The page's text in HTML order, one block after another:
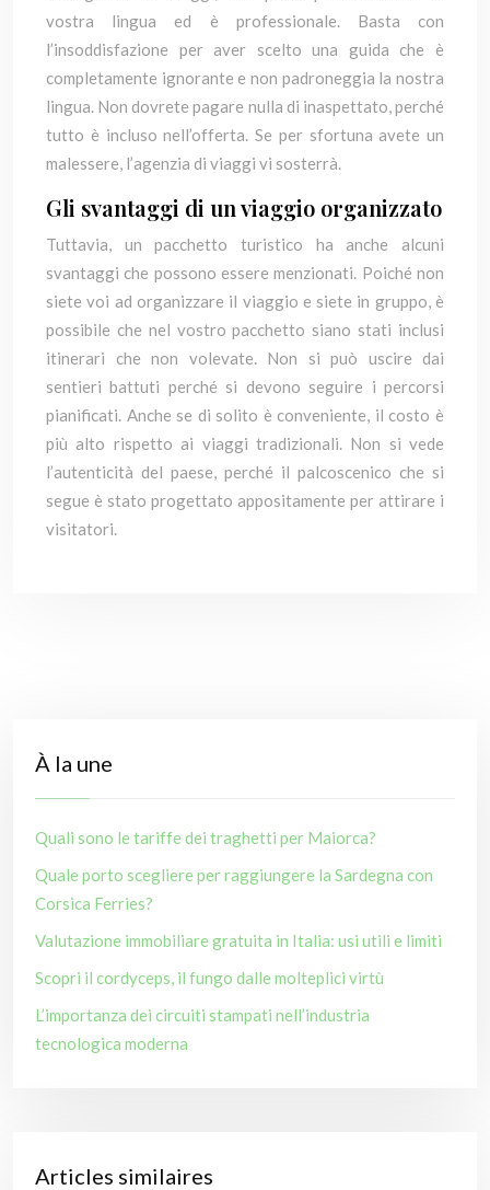
vostra lingua ed è professionale. Basta con
l’insoddisfazione per aver scelto una guida che è
completamente ignorante e non padroneggia la nostra
lingua. Non dovrete pagare nulla di inaspettato, perché
tutto è incluso nell’offerta. Se per sfortuna avete un
malessere, l’agenzia di viaggi vi sosterrà.
Gli svantaggi di un viaggio organizzato
Tuttavia, un pacchetto turistico ha anche alcuni
svantaggi che possono essere menzionati. Poiché non
siete voi ad organizzare il viaggio e siete in gruppo, è
possibile che nel vostro pacchetto siano stati inclusi
itinerari che non volevate. Non si può uscire dai
sentieri battuti perché si devono seguire i percorsi
pianificati. Anche se di solito è conveniente, il costo è
più alto rispetto ai viaggi tradizionali. Non si vede
l’autenticità del paese, perché il palcoscenico che si
segue è stato progettato appositamente per attirare i
visitatori.
À la une
Quali sono le tariffe dei traghetti per Maiorca?
Quale porto scegliere per raggiungere la Sardegna con
Corsica Ferries?
Valutazione immobiliare gratuita in Italia: usi utili e limiti
Scopri il cordyceps, il fungo dalle molteplici virtù
L’importanza dei circuiti stampati nell’industria
tecnologica moderna
Articles similaires